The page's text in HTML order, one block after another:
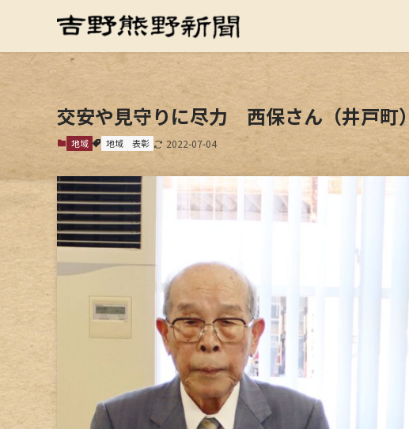
交安や見守りに尽力 西保さん（井戸
地域 地域 表彰 2022-07-04